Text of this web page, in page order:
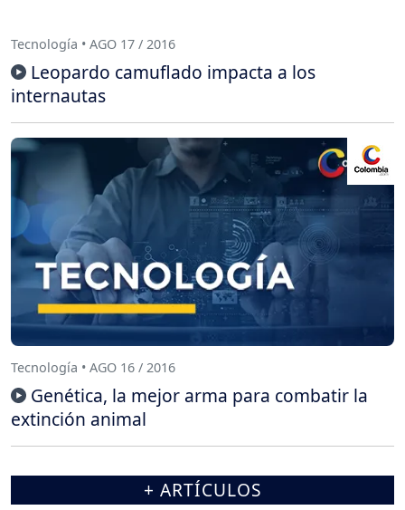
Tecnología • AGO 17 / 2016
Leopardo camuflado impacta a los
internautas
Tecnología • AGO 16 / 2016
Genética, la mejor arma para combatir la
extinción animal
+ ARTÍCULOS